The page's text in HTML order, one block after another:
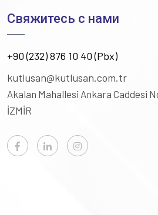
Свяжитесь с нами
+90 (232) 876 10 40 (Pbx)
kutlusan@kutlusan.com.tr
Akalan Mahallesi Ankara Caddesi
İZMİR